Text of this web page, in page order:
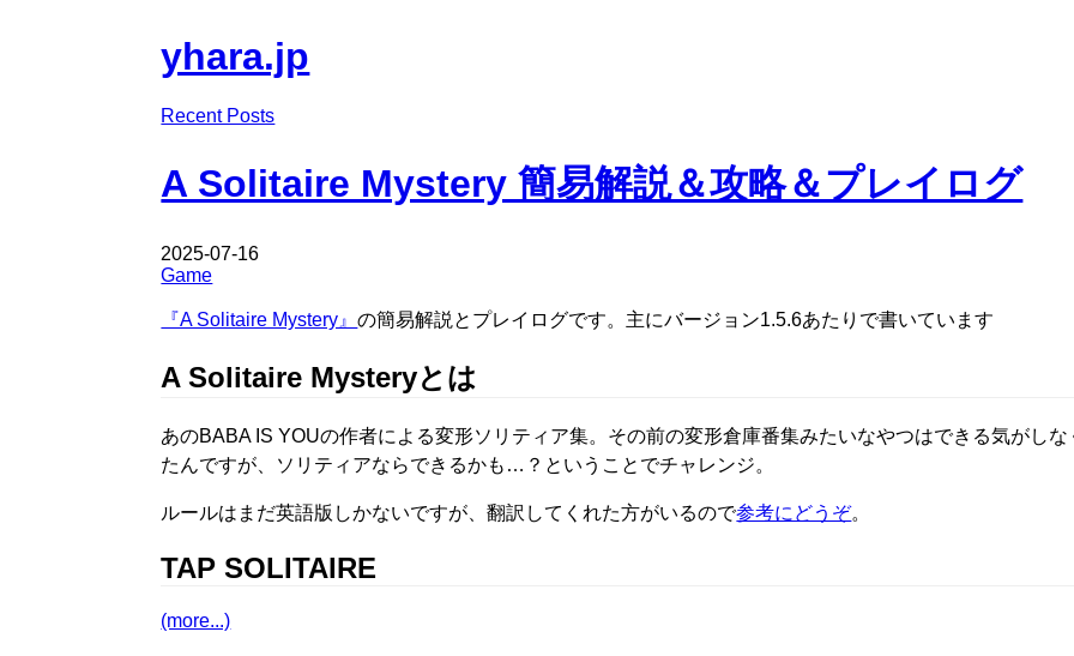
yhara.jp
Recent Posts
A Solitaire Mystery 簡易解説＆攻略＆プレイログ
2025-07-16
Game
『A Solitaire Mystery』の簡易解説とプレイログです。主にバージョン1.5.6あたりで書いています
A Solitaire Mysteryとは
あのBABA IS YOUの作者による変形ソリティア集。その前の変形倉庫番集みたいなやつはできる気がしな
たんですが、ソリティアならできるかも…？ということでチャレンジ。
ルールはまだ英語版しかないですが、翻訳してくれた方がいるので参考にどうぞ。
TAP SOLITAIRE
(more...)